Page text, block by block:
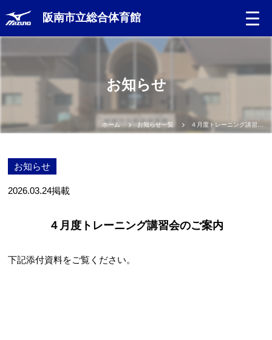
阪南市立総合体育館
お知らせ
ホーム お知らせ一覧
お知らせ
2026.03.24掲載
４月度トレーニング講習会のご案内
下記添付資料をご覧ください。